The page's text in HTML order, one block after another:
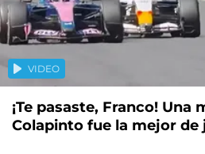
VIDEO
¡Te pasaste, Franco! Una
Colapinto fue la mejor de